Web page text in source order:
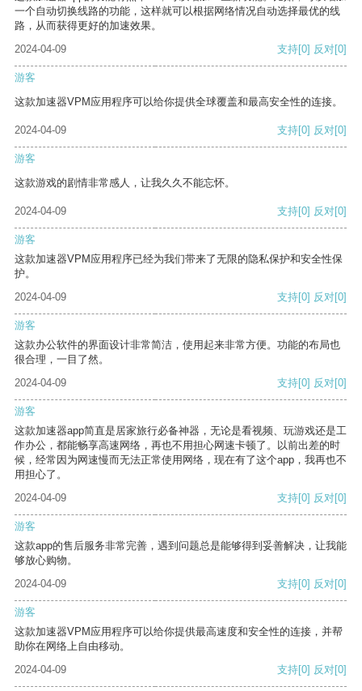
一个自动切换线路的功能，这样就可以根据网络情况自动选择最优的线
路，从而获得更好的加速效果。
2024-04-09
支持[0] 反对[0]
游客
这款加速器VPM应用程序可以给你提供全球覆盖和最高安全性的连接。
2024-04-09 支持[0] 反对[0]
游客
这款游戏的剧情非常感人，让我久久不能忘怀。
2024-04-09 支持[0] 反对[0]
游客
这款加速器VPM应用程序已经为我们带来了无限的隐私保护和安全性保
护。
2024-04-09
支持[0] 反对[0]
游客
这款办公软件的界面设计非常简洁，使用起来非常方便。功能的布局也
很合理，一目了然。
2024-04-09
支持[0] 反对[0]
游客
这款加速器app简直是居家旅行必备神器，无论是看视频、玩游戏还是工
作办公，都能畅享高速网络，再也不用担心网速卡顿了。以前出差的时
候，经常因为网速慢而无法正常使用网络，现在有了这个app，我再也不
用担心了。
2024-04-09
支持[0] 反对[0]
游客
这款app的售后服务非常完善，遇到问题总是能够得到妥善解决，让我能
够放心购物。
2024-04-09
支持[0] 反对[0]
游客
这款加速器VPM应用程序可以给你提供最高速度和安全性的连接，并帮
助你在网络上自由移动。
2024-04-09
支持[0] 反对[0]